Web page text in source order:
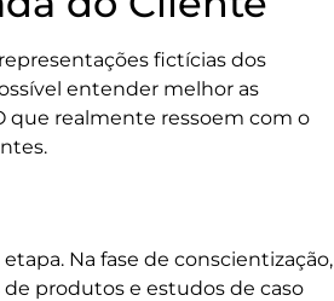
fictícias dos
entender melhor as
que realmente ressoem com o
Na fase de conscientização,
de produtos e estudos de caso